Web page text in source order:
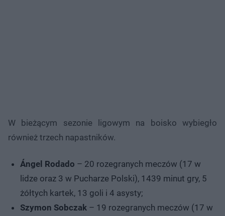
W bieżącym sezonie ligowym na boisko wybiegło
również trzech napastników.
Ángel Rodado – 20 rozegranych meczów (17 w
lidze oraz 3 w Pucharze Polski), 1439 minut gry, 5
żółtych kartek, 13 goli i 4 asysty;
Szymon Sobczak – 19 rozegranych meczów (17 w